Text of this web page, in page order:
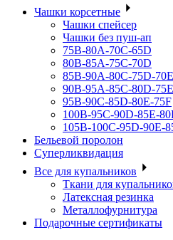
Чашки корсетные
Чашки спейсер
Чашки без пуш-ап
75В-80А-70С-65D
80В-85А-75С-70D
85В-90А-80С-75D-70E
90B-95A-85C-80D-75E
95B-90C-85D-80E-75F
100B-95C-90D-85E-
105B-100C-95D-90E-
Бельевой поролон
Суперликвидация
Все для купальников
Ткани для
Латексная резинка
Металлофурнитура
Подарочные сертификаты